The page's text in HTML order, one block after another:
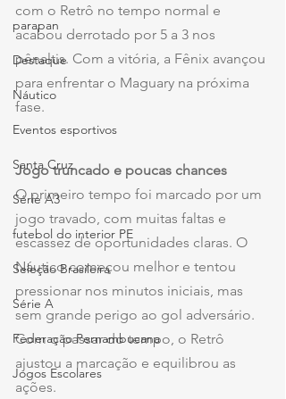
parapan
Destaque
Náutico
Eventos esportivos
Santa Cruz
Série A3
futebol do interior PE
Seleção Brasileira
Série A
Federação Pernambucana
Jogos Escolares
com o Retrô no tempo normal e
acabou derrotado por 5 a 3 nos
pênaltis. Com a vitória, a Fênix avançou
para enfrentar o Maguary na próxima
fase.
Jogo truncado e poucas chances
O primeiro tempo foi marcado por um
jogo travado, com muitas faltas e
escassez de oportunidades claras. O
Náutico começou melhor e tentou
pressionar nos minutos iniciais, mas
sem grande perigo ao gol adversário.
Com o passar do tempo, o Retrô
ajustou a marcação e equilibrou as
ações.